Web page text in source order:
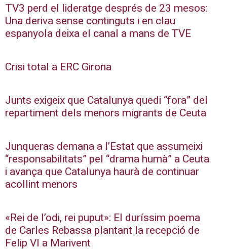
TV3 perd el lideratge després de 23 mesos:
Una deriva sense continguts i en clau
espanyola deixa el canal a mans de TVE
Crisi total a ERC Girona
Junts exigeix que Catalunya quedi “fora” del
repartiment dels menors migrants de Ceuta
Junqueras demana a l’Estat que assumeixi
“responsabilitats” pel “drama humà” a Ceuta
i avança que Catalunya haurà de continuar
acollint menors
«Rei de l’odi, rei puput»: El duríssim poema
de Carles Rebassa plantant la recepció de
Felip VI a Marivent